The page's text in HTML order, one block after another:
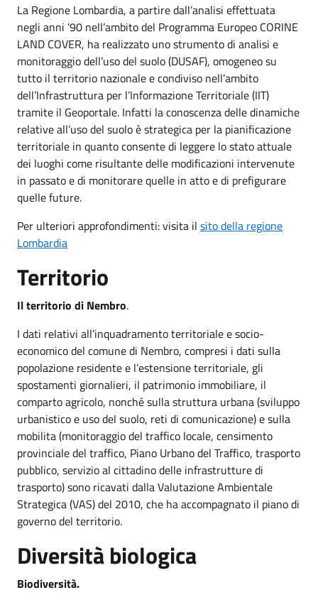
La Regione Lombardia, a partire dall’analisi effettuata
negli anni ’90 nell’ambito del Programma Europeo CORINE
LAND COVER, ha realizzato uno strumento di analisi e
monitoraggio dell’uso del suolo (DUSAF), omogeneo su
tutto il territorio nazionale e condiviso nell’ambito
dell’Infrastruttura per l’Informazione Territoriale (IIT)
tramite il Geoportale. Infatti la conoscenza delle dinamiche
relative all’uso del suolo è strategica per la pianificazione
territoriale in quanto consente di leggere lo stato attuale
dei luoghi come risultante delle modificazioni intervenute
in passato e di monitorare quelle in atto e di prefigurare
quelle future.
Per ulteriori approfondimenti: visita il sito della regione
Lombardia
Territorio
Il territorio di Nembro.
I dati relativi all’inquadramento territoriale e socio-
economico del comune di Nembro, compresi i dati sulla
popolazione residente e l’estensione territoriale, gli
spostamenti giornalieri, il patrimonio immobiliare, il
comparto agricolo, nonché sulla struttura urbana (sviluppo
urbanistico e uso del suolo, reti di comunicazione) e sulla
mobilita (monitoraggio del traffico locale, censimento
provinciale del traffico, Piano Urbano del Traffico, trasporto
pubblico, servizio al cittadino delle infrastrutture di
trasporto) sono ricavati dalla Valutazione Ambientale
Strategica (VAS) del 2010, che ha accompagnato il piano di
governo del territorio.
Diversità biologica
Biodiversità.